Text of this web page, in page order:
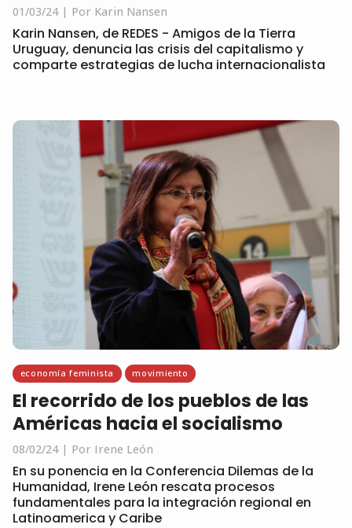
01/03/24 Por Karin Nansen
Karin Nansen, de REDES - Amigos de la Tierra
Uruguay, denuncia las crisis del capitalismo y
comparte estrategias de lucha internacionalista
economía feminista movimiento
El recorrido de los pueblos de las
Américas hacia el socialismo
08/02/24 Por Irene León
En su ponencia en la Conferencia Dilemas de la
Humanidad, Irene León rescata procesos
fundamentales para la integración regional en
Latinoamerica y Caribe